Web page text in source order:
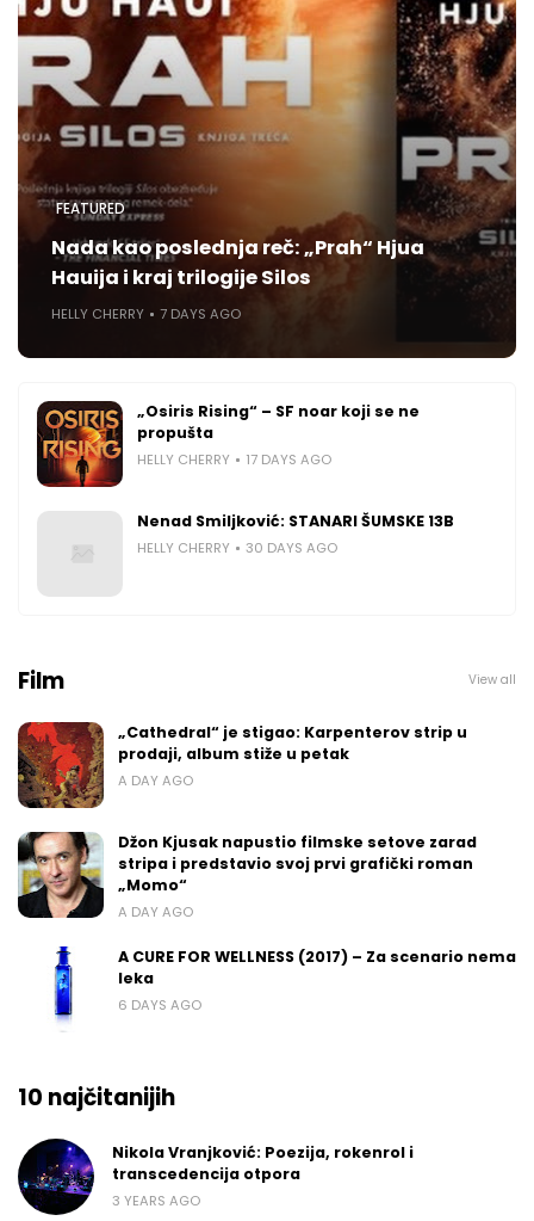
FEATURED
Nada kao poslednja reč: „Prah“ Hjua
Hauija i kraj trilogije Silos
HELLY CHERRY 7 DAYS AGO
„Osiris Rising“ – SF noar koji se ne
propušta
HELLY CHERRY 17 DAYS AGO
Nenad Smiljković: STANARI ŠUMSKE 13B
HELLY CHERRY 30 DAYS AGO
Film View all
„Cathedral“ je stigao: Karpenterov strip u
prodaji, album stiže u petak
A DAY AGO
Džon Kjusak napustio filmske setove zarad
stripa i predstavio svoj prvi grafički roman
„Momo“
A DAY AGO
A CURE FOR WELLNESS (2017) – Za scenario nema
leka
6 DAYS AGO
10 najčitanijih
Nikola Vranjković: Poezija, rokenrol i
transcedencija otpora
3 YEARS AGO